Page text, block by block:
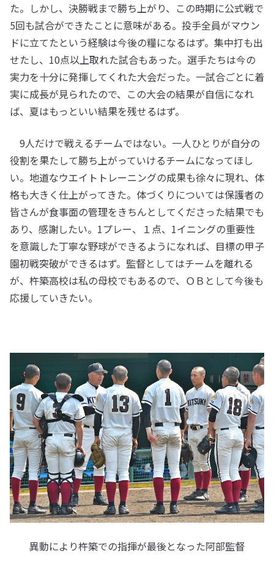
た。しかし、決勝戦まで勝ち上がり、この時期に公式戦で
5回も試合ができたことに意味がある。投手全員がマウン
ドに立てたという経験は今後の糧になるはず。集中打も出
せたし、10点以上取れた試合もあった。選手たちは今の
実力を十分に発揮してくれた大会だった。一試合ごとに着
実に成長が見られたので、この大会の結果が自信になれ
ば、夏はもっといい結果を残せるはず。
9人だけで戦えるチームではない。一人ひとりが自分の
役割を果たして勝ち上がっていけるチームになってほし
い。地道なウエイトトレーニングの成果も徐々に現れ、体
格も大きく仕上がってきた。体づくりについては保護者の
皆さんが食事面の管理をきちんとしてくださった結果でも
あり、感謝したい。1プレー、１点、1イニングの重要性
を意識した丁寧な野球ができるようになれば、目標の甲子
園初戦突破ができるはず。監督としてはチームを離れる
が、杵築高校は私の母校でもあるので、ＯＢとして今後も
応援していきたい。
異動により杵築での指揮が最後となった阿部監督